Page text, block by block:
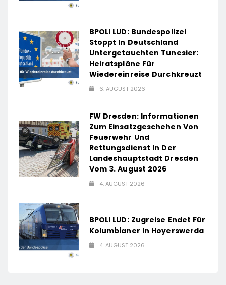
BPOLI LUD: Bundespolizei
Stoppt In Deutschland
Untergetauchten Tunesier:
Heiratspläne Für
Wiedereinreise Durchkreuzt
6. AUGUST 2026
FW Dresden: Informationen
Zum Einsatzgeschehen Von
Feuerwehr Und
Rettungsdienst In Der
Landeshauptstadt Dresden
Vom 3. August 2026
4. AUGUST 2026
BPOLI LUD: Zugreise Endet Für
Kolumbianer In Hoyerswerda
4. AUGUST 2026